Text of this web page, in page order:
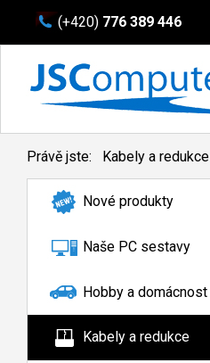
(+420) 776 389 446
Právě jste: Kabely a redukce
Nové produkty
Naše PC sestavy
Hobby a domácnost
Kabely a redukce